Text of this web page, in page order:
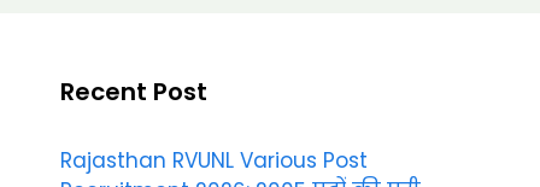
Recent Post
Rajasthan RVUNL Various Post